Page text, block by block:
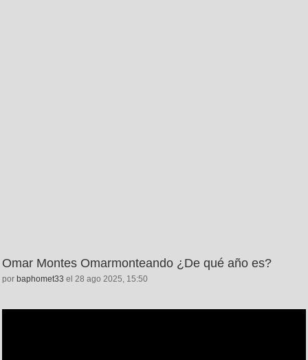
Omar Montes Omarmonteando ¿De qué año es?
por baphomet33 el 28 ago 2025, 15:50